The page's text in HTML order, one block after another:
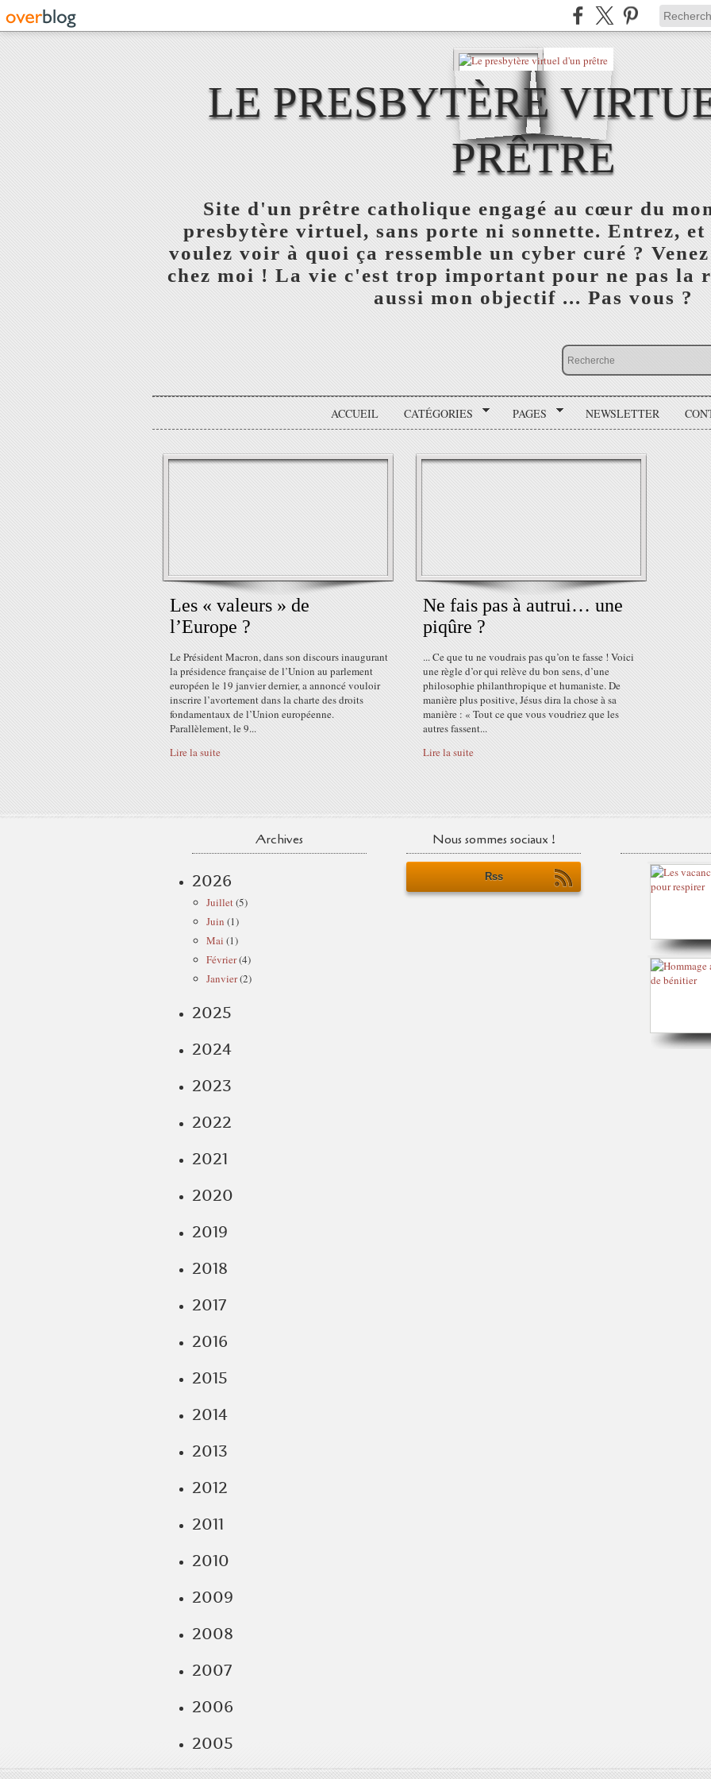
LE PRESBYTÈRE
PRÊTRE
Site d'un prêtre catholique engagé au cœur du
presbytère virtuel, sans porte ni sonnette. Entrez,
voulez voir à quoi ça ressemble un cyber curé ?
chez moi ! La vie c'est trop important pour ne pas la
aussi mon objectif ... Pas vous ?
ACCUEIL CATÉGORIES PAGES NEWSLETTER
Les « valeurs » de
l’Europe ?
Le Président Macron, dans son discours inaugurant
la présidence française de l’Union au parlement
européen le 19 janvier dernier, a annoncé vouloir
inscrire l’avortement dans la charte des droits
fondamentaux de l’Union européenne.
Parallèlement, le 9...
Lire la suite
Ne fais pas à autrui… une
piqûre ?
... Ce que tu ne voudrais pas qu’on te fasse ! Voici
une règle d’or qui relève du bon sens, d’une
philosophie philanthropique et humaniste. De
manière plus positive, Jésus dira la chose à sa
manière : « Tout ce que vous voudriez que les
autres fassent...
Lire la suite
Archives
2026
Juillet(5)
Juin (1)
Mai (1)
Février(4)
Janvier(2)
2025
2024
2023
2022
2021
2020
2019
2018
2017
2016
2015
2014
2013
2012
2011
2010
2009
2008
2007
2006
2005
Nous sommes sociaux !
Rss